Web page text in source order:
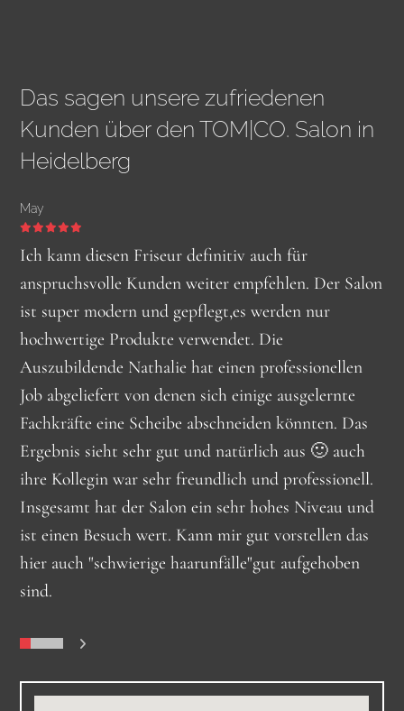
Das sagen unsere zufriedenen
Kunden über den TOM|CO. Salon in
Heidelberg
Ich kann diesen Friseur definitiv auch für
anspruchsvolle Kunden weiter empfehlen. Der Salon
ist super modern und gepflegt,es werden nur
hochwertige Produkte verwendet. Die
Auszubildende Nathalie hat einen professionellen
Job abgeliefert von denen sich einige ausgelernte
Fachkräfte eine Scheibe abschneiden könnten. Das
Ergebnis sieht sehr gut und natürlich aus 🙂 auch
ihre Kollegin war sehr freundlich und professionell.
Insgesamt hat der Salon ein sehr hohes Niveau und
ist einen Besuch wert. Kann mir gut vorstellen das
hier auch "schwierige haarunfälle"gut aufgehoben
sind.
May
Tolle Frisuren, sehr nette Mitarbeiter, gute
Agnes
Als Kunde fühlt man sich sehr gut aufgehoben und
das Personal ist sehr freundlich. Es wird auf die
Wünsche des Kunden eingegangen und umgesetzt.
Es wird nicht mein letzter Besuch bei Lea sein 😃
Sandra Kühne
Toller salon mit einem tollem Team. Saskia hat mir
genau den Haarschnitt geschnitten den ich mir
wünschte komme immer wieder gerne service ist
super
Christoph Nitsche
0 1 2 3